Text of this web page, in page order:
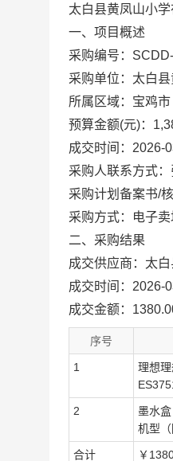
太白县黄凤山小
一、项目概述
采购编号：
采购单位：太白
所属区域：宝鸡市
预算金额(元)：
成交时间：2026-
采购人联系方式
采购计划备案书/
采购方式：电子
二、采购结果
成交供应商：太
成交时间：2026-
成交金额：
序号
1
理想
2
墨水
机型
合计 ￥